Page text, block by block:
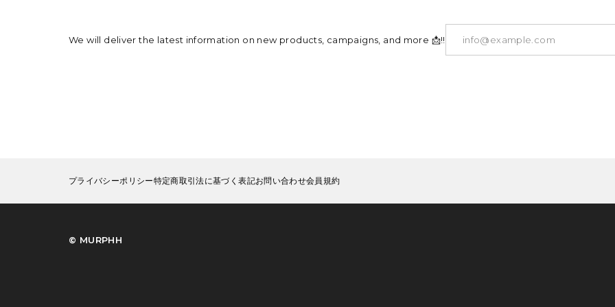
We will deliver the latest information on new products, campaigns, and more 📩!!
プライバシーポリシー特定商取引法に基づく表記お問い合わせ会員規約
©︎ MURPHH